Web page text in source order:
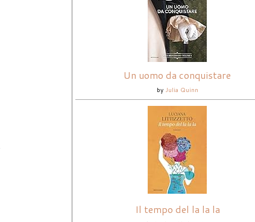
Un uomo da conquistare
by Julia Quinn
Il tempo del la la la